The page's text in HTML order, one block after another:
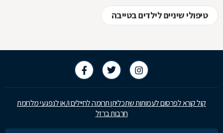
טיפולי שיניים לילדים בטייבה
קול קורא לפרסום לעמותות שתכליתן תרומה לחיילים ו/או לנפגעי מלחמת
חרבות ברזל